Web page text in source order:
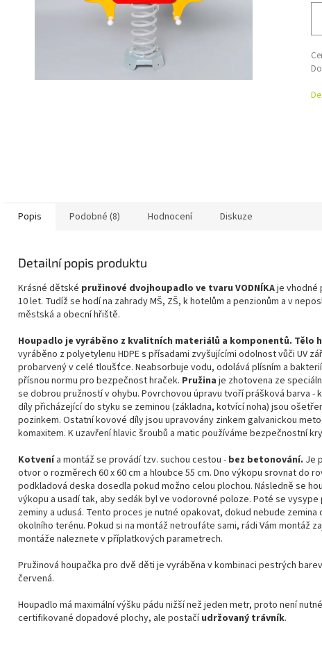
Popis Podobné (8) Hodnocení Diskuze
Detailní popis produktu
Krásné dětské pružinové dvojhoupadlo ve tvaru VODNÍKAje vhodné
10 let. Tudíž se hodí na zahrady MŠ, ZŠ, k hotelům a penzionům a v
městská a obecní hřiště.
Houpadlo je vyráběno z kvalitních materiálů a komponentů. Tělo
vyráběno z polyetylenu HDPE s přísadami zvyšujícími odolnost vůči UV
probarvený v celé tloušťce. Neabsorbuje vodu, odolává plísním a
přísnou normu pro bezpečnost hraček. Pružina je zhotovena ze
se dobrou pružností v ohybu. Povrchovou úpravu tvoří prášková barva -
díly přicházející do styku se zeminou (základna, kotvící noha) jsou
pozinkem. Ostatní kovové díly jsou upravovány zinkem galvanickou
komaxitem. K uzavření hlavic šroubů a matic používáme bezpečnostní
Kotvenía montáž se provádí tzv. suchou cestou - bez betonování. Je
otvor o rozměrech 60 x 60 cm a hloubce 55 cm. Dno výkopu srovnat do
podkladová deska dosedla pokud možno celou plochou. Následně se
výkopu a usadí tak, aby sedák byl ve vodorovné poloze. Poté se vysype
zeminy a udusá. Tento proces je nutné opakovat, dokud nebude zemina
okolního terénu. Pokud si na montáž netroufáte sami, rádi Vám montáž
montáže naleznete v příplatkových parametrech.
Pružinová houpačka pro dvě děti je vyráběna v kombinaci pestrých
červená.
Houpadlo má maximální výšku pádu nižší než jeden metr, proto není
certifikované dopadové plochy, ale postačíudržovaný trávník.